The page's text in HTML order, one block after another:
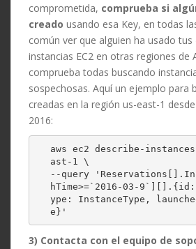
comprometida, comprueba si
creado usando esa Key, en todas
común ver que alguien ha usado tus
instancias EC2 en otras regiones de
comprueba todas buscando
sospechosas. Aquí un ejemplo para
creadas en la región us-east-1
2016:
aws ec2 describe-
ast-1 \
--query
hTime>=`2016-03-
ype: InstanceType,
e}'
3) Contacta con el equipo de